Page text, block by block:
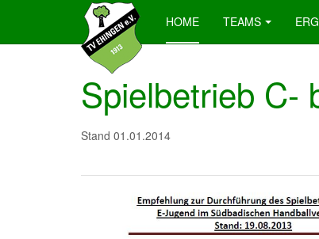
HOME TEAMS
Spielbetrieb C-
Stand 01.01.2014